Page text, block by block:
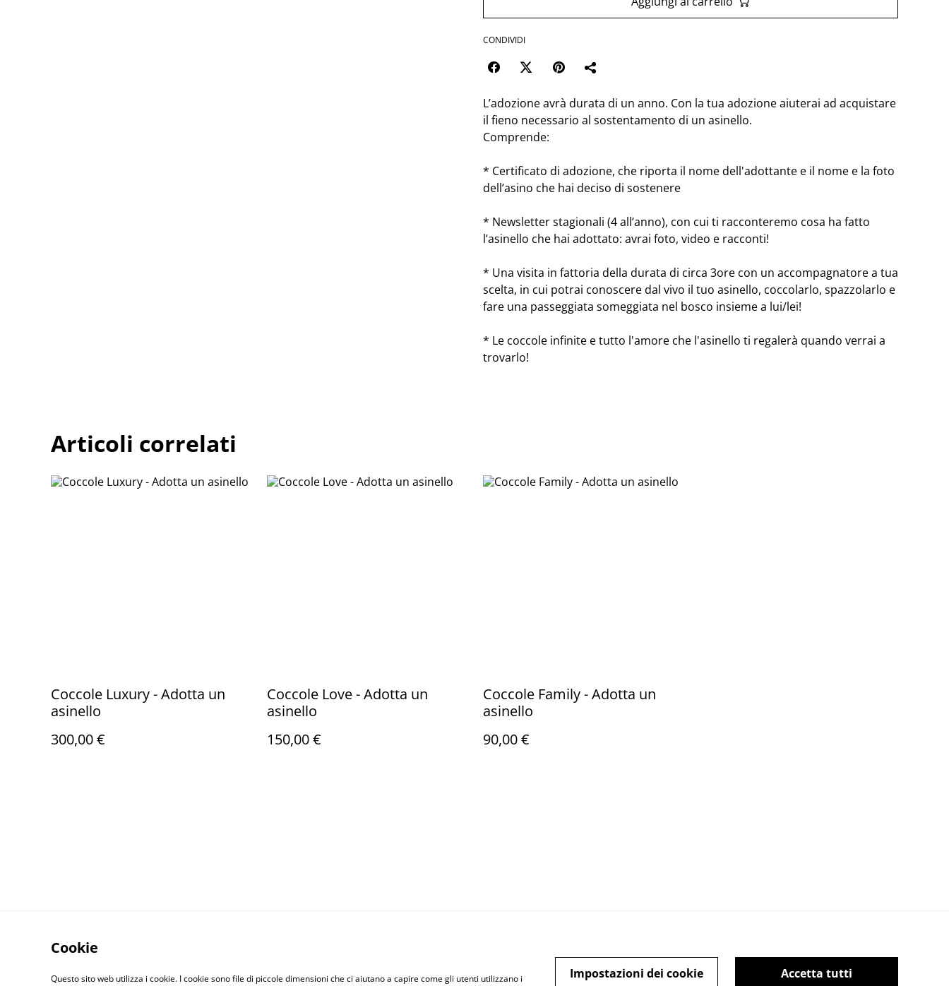
CONDIVIDI
L’adozione avrà durata di un anno. Con la tua adozione aiuterai ad acquistare
il fieno necessario al sostentamento di un asinello.
Comprende:
* Certificato di adozione, che riporta il nome dell'adottante e il nome e la foto
dell’asino che hai deciso di sostenere
* Newsletter stagionali (4 all’anno), con cui ti racconteremo cosa ha fatto
l’asinello che hai adottato: avrai foto, video e racconti!
* Una visita in fattoria della durata di circa 3ore con un accompagnatore a tua
scelta, in cui potrai conoscere dal vivo il tuo asinello, coccolarlo, spazzolarlo e
fare una passeggiata someggiata nel bosco insieme a lui/lei!
* Le coccole infinite e tutto l'amore che l'asinello ti regalerà quando verrai a
trovarlo!
Articoli correlati
Coccole Luxury - Adotta un
asinello
300,00 €
Coccole Love - Adotta un
asinello
150,00 €
Coccole Family - Adotta un
asinello
90,00 €
Cookie
Questo sito web utilizza i cookie. I cookie sono file di piccole dimensioni che ci aiutano a capire come gli utenti utilizzano i
Accetta tutti
Impostazioni dei cookie